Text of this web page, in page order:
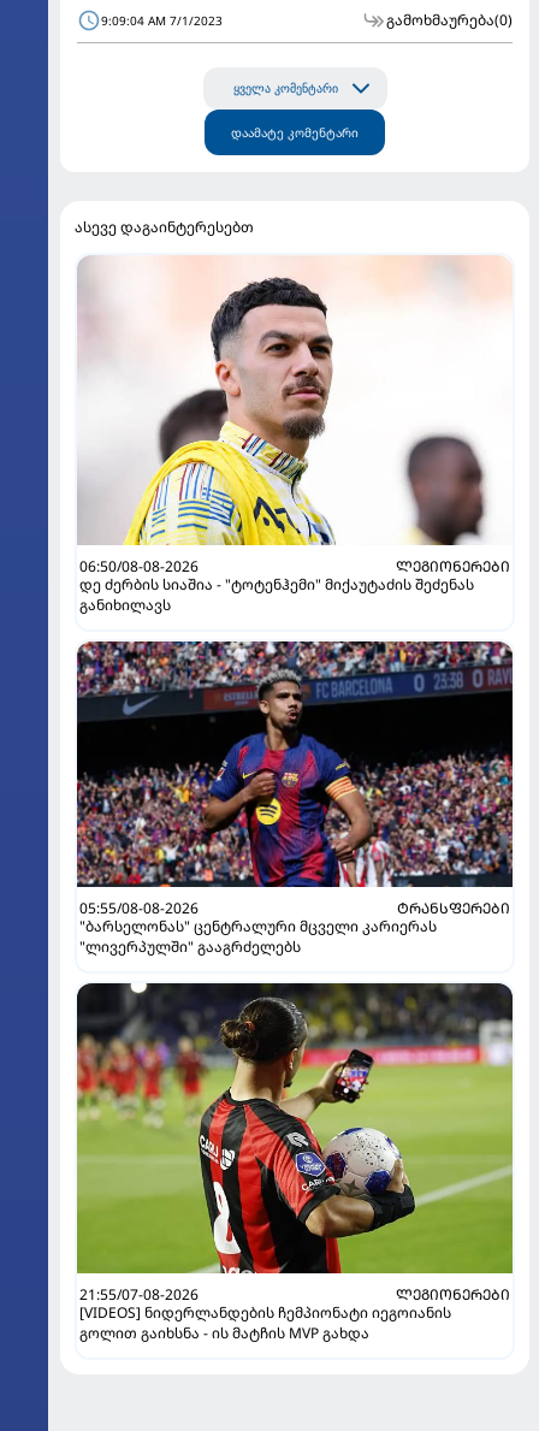
9:09:04 AM 7/1/2023 გამოხმაურება(0)
ყველა კომენტარი
დაამატე კომენტარი
ასევე დაგაინტერესებთ
06:50/08-08-2026
ᲚᲔᲒᲘᲝᲜᲔᲠᲔᲑᲘ
დე ძერბის სიაშია - "ტოტენჰემი" მიქაუტაძის შეძენას
განიხილავს
05:55/08-08-2026
ᲢᲠᲐᲜᲡᲤᲔᲠᲔᲑᲘ
"ბარსელონას" ცენტრალური მცველი კარიერას
"ლივერპულში" გააგრძელებს
21:55/07-08-2026
ᲚᲔᲒᲘᲝᲜᲔᲠᲔᲑᲘ
[VIDEOS] ნიდერლანდების ჩემპიონატი იეგოიანის
გოლით გაიხსნა - ის მატჩის MVP გახდა